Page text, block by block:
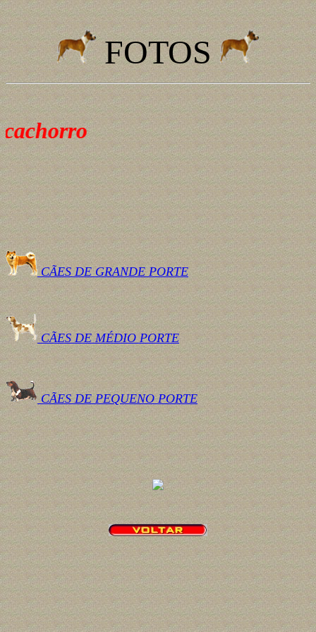
FOTOS
CÃES DE GRANDE PORTE
CÃES DE MÉDIO PORTE
CÃES DE PEQUENO PORTE